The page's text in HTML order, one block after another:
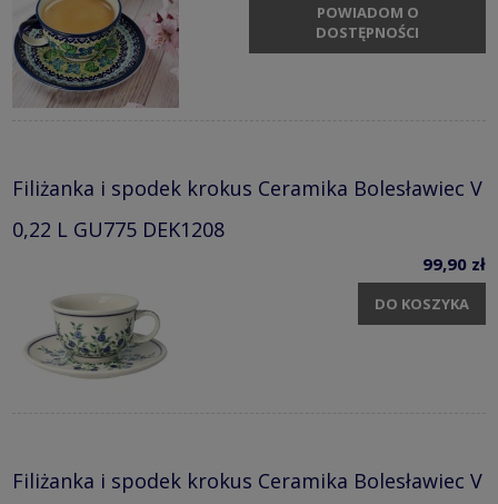
POWIADOM O
DOSTĘPNOŚCI
Filiżanka i spodek krokus Ceramika Bolesławiec V
0,22 L GU775 DEK1208
99,90 zł
DO KOSZYKA
Filiżanka i spodek krokus Ceramika Bolesławiec V